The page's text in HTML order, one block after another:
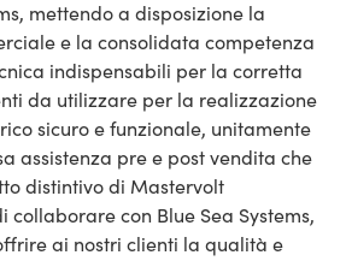
mettendo a disposizione la
e la consolidata competenza
indispensabili per la corretta
da utilizzare per la realizzazione
sicuro e funzionale, unitamente
assistenza pre e post vendita che
distintivo di Mastervolt
collaborare con Blue Sea Systems,
ai nostri clienti la qualità e